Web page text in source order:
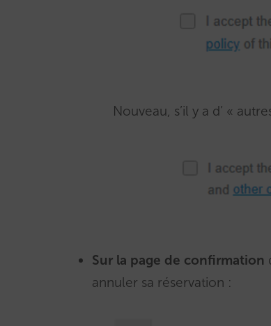
Nouveau, s’il y a d’ «
Sur la page de confirmation
annuler sa réservation :